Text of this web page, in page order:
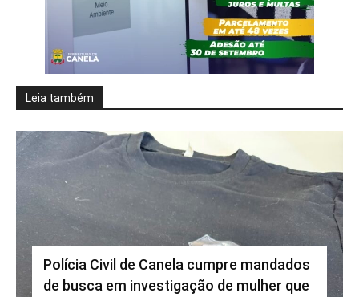
Leia também
Polícia Civil de Canela cumpre mandados
de busca em investigação de mulher que